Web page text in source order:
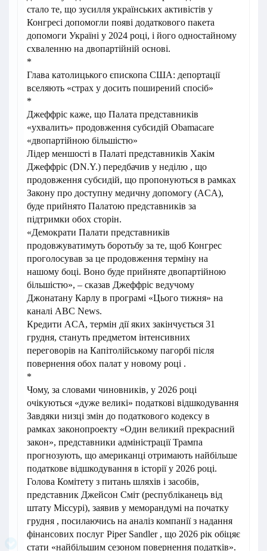
стало те, що зусилля українських активістів у
Конгресі допомогли появі додаткового пакета
допомоги Україні у 2024 році, і його одностайному
схваленню на двопартійній основі.
*
Глава католицького єпископа США: депортації
вселяють «страх у досить поширений спосіб»
*
Джеффріс каже, що Палата представників
«ухвалить» продовження субсидій Obamacare
«двопартійною більшістю»
Лідер меншості в Палаті представників Хакім
Джеффріс (DN.Y.) передбачив у неділю , що
продовження субсидій, що пропонуються в рамках
Закону про доступну медичну допомогу (ACA),
буде прийнято Палатою представників за
підтримки обох сторін.
«Демократи Палати представників
продовжуватимуть боротьбу за те, щоб Конгрес
проголосував за це продовження терміну на
нашому боці. Воно буде прийняте двопартійною
більшістю», – сказав Джеффріс ведучому
Джонатану Карлу в програмі «Цього тижня» на
каналі ABC News.
Кредити ACA, термін дії яких закінчується 31
грудня, стануть предметом інтенсивних
переговорів на Капітолійському пагорбі після
повернення обох палат у новому році .
*
Чому, за словами чиновників, у 2026 році
очікуються «дуже великі» податкові відшкодування
Завдяки низці змін до податкового кодексу в
рамках законопроекту «Один великий прекрасний
закон», представники адміністрації Трампа
прогнозують, що американці отримають найбільше
податкове відшкодування в історії у 2026 році.
Голова Комітету з питань шляхів і засобів,
представник Джейсон Сміт (республіканець від
штату Міссурі), заявив у меморандумі на початку
грудня , посилаючись на аналіз компанії з надання
фінансових послуг Piper Sandler , що 2026 рік обіцяє
стати «найбільшим сезоном повернення податків».